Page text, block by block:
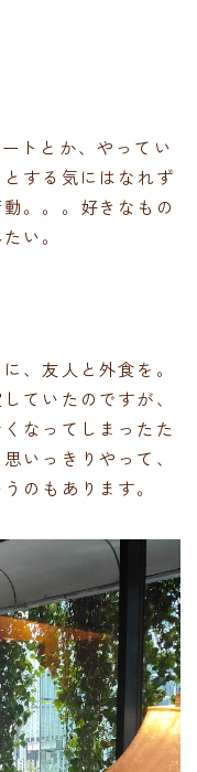
トとか、やってい
する気にはなれず
。。。好きなもの
い。
、友人と外食を。
ていたのですが、
なってしまったた
いっきりやって、
のもあります。